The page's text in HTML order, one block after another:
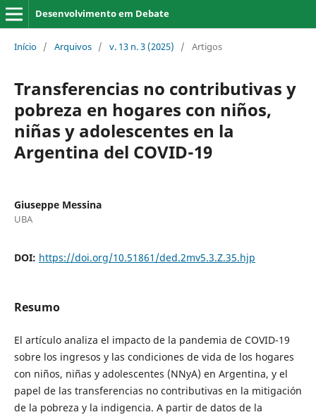
Desenvolvimento em Debate
Início / Arquivos / v. 13 n. 3 (2025) / Artigos
Transferencias no contributivas y
pobreza en hogares con niños,
niñas y adolescentes en la
Argentina del COVID-19
Giuseppe Messina
UBA
DOI: https://doi.org/10.51861/ded.2mv5.3.Z.35.hjp
Resumo
El artículo analiza el impacto de la pandemia de COVID-19
sobre los ingresos y las condiciones de vida de los hogares
con niños, niñas y adolescentes (NNyA) en Argentina, y el
papel de las transferencias no contributivas en la mitigación
de la pobreza y la indigencia. A partir de datos de la